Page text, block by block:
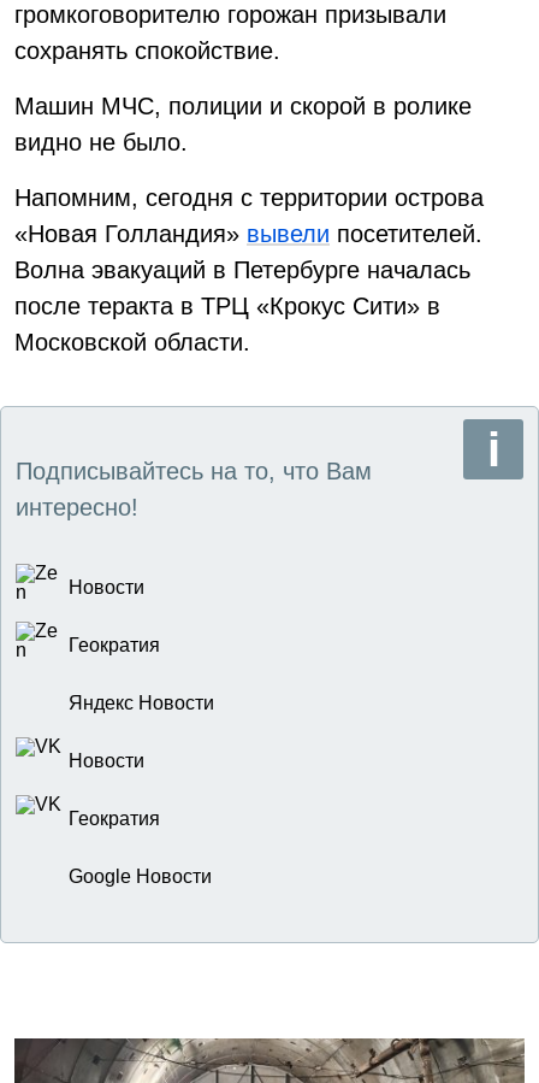
громкоговорителю горожан призывали
сохранять спокойствие.
Машин МЧС, полиции и скорой в ролике
видно не было.
Напомним, сегодня с территории острова
«Новая Голландия» вывели посетителей.
Волна эвакуаций в Петербурге началась
после теракта в ТРЦ «Крокус Сити» в
Московской области.
Подписывайтесь на то, что Вам
интересно!
Новости
Геократия
Яндекс Новости
Новости
Геократия
Google Новости